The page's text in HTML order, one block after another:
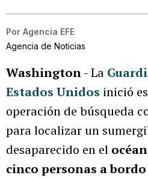
Por Agencia EFE
Agencia de Noticias
Washington- La
Estados Unidos inició
operación de búsqueda
para localizar un
desaparecido en el
cinco personas a bordo